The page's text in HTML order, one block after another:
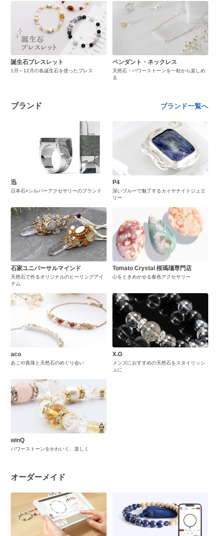
誕生石ブレスレット
1月～12月の各誕生石を使ったブレス
ペンダント・ネックレス
天然石・パワーストーンを一粒から楽しめ
る
ブランド ブランド一覧へ
迅
日本石×シルバーアクセサリーのブランド
P4
深いブルーで魅了するカイヤナイトジュエ
リー
石家ユニバーサルマインド
天然石で作るオリジナルのヒーリングアイ
テム
Tomato Crystal 桜瑪瑙専門店
心をときめかせる春色アクセサリー
aco
あこや真珠と天然石のめぐり会い
X.G
メンズにおすすめの天然石をスタイリッシ
ュに
winQ
パワーストーンをかわいく、楽しく
オーダーメイド